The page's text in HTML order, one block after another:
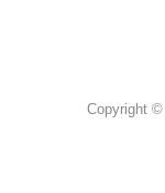
Copyright ©